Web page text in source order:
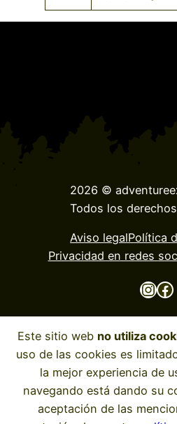
2026 ©
Todos los
Aviso legalPolítica
Privacidad en redes
InstagramFacebook
Este sitio web no utiliza
uso de las cookies es
la mejor experiencia de
navegando está dando su
aceptación de las